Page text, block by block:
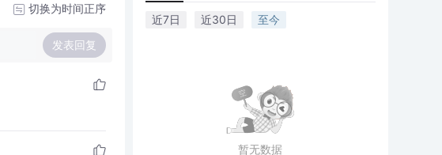
切换为时间正序
发表回复
近7日 近30日 至今
暂无数据